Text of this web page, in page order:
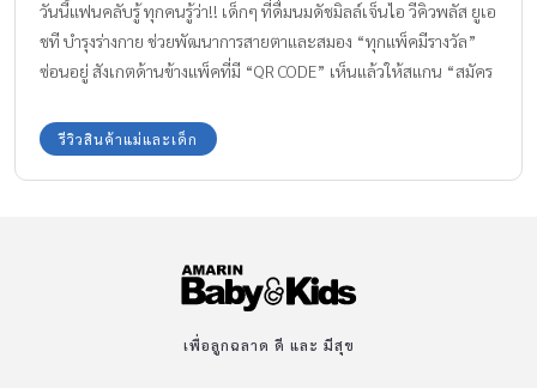
วันนี้แฟนคลับรู้ ทุกคนรู้ว่า!! เด็กๆ ที่ดื่มนมดัชมิลล์เจ็นไอ วีคิวพลัส ยูเอ
ชที บำรุงร่างกาย ช่วยพัฒนาการสายตาและสมอง “ทุกแพ็คมีรางวัล”
ซ่อนอยู่ สังเกตด้านข้างแพ็คที่มี “QR CODE” เห็นแล้วให้สแกน “สมัคร
เซ็ทพรีเมี่ยม สุดน่ารักไว้ให้ลูกๆ ได้ใช้กันค่ะ
รีวิวสินค้าแม่และเด็ก
เพื่อลูกฉลาด ดี และ มีสุข